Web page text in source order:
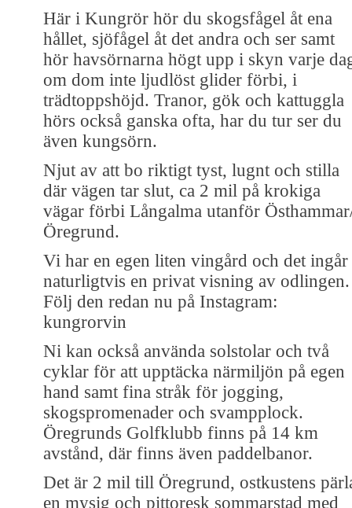
Här i Kungrör hör du skogsfågel åt ena
hållet, sjöfågel åt det andra och ser samt
hör havsörnarna högt upp i skyn varje
om dom inte ljudlöst glider förbi, i
trädtoppshöjd. Tranor, gök och kattuggla
hörs också ganska ofta, har du tur ser du
även kungsörn.
Njut av att bo riktigt tyst, lugnt och stilla
där vägen tar slut, ca 2 mil på krokiga
vägar förbi Långalma utanför
Öregrund.
Vi har en egen liten vingård och det ingår
naturligtvis en privat visning av odlingen.
Följ den redan nu på Instagram:
kungrorvin
Ni kan också använda solstolar och två
cyklar för att upptäcka närmiljön på egen
hand samt fina stråk för jogging,
skogspromenader och svampplock.
Öregrunds Golfklubb finns på 14 km
avstånd, där finns även paddelbanor.
Det är 2 mil till Öregrund, ostkustens
en mysig och pittoresk sommarstad med